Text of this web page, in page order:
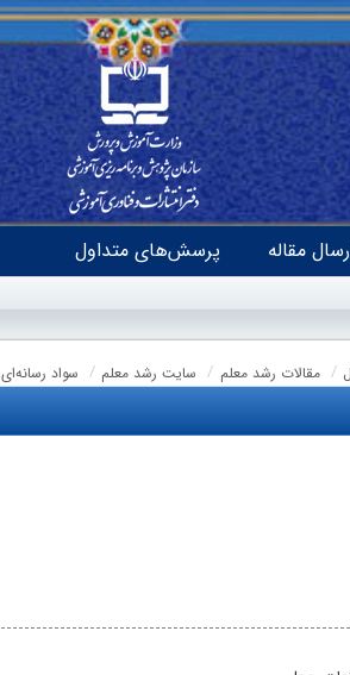
مقاله پرسش‌های متداول
مقالات رشد معلم سایت رشد معلم سواد رسانه‌ای